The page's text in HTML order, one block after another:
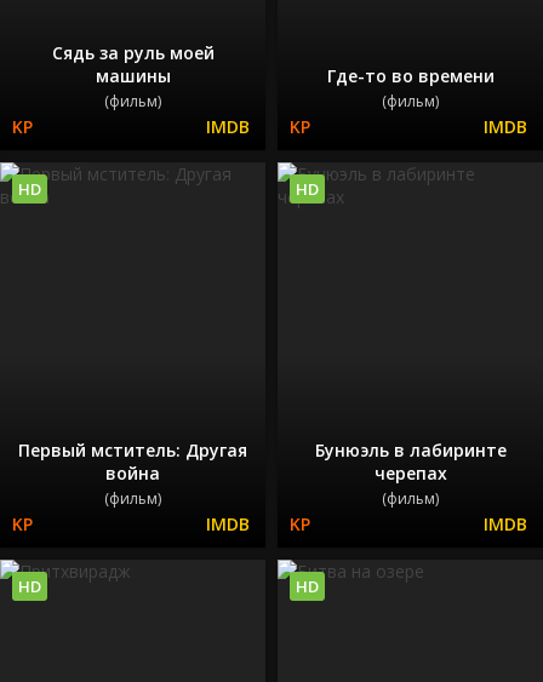
Сядь за руль моей
машины
(фильм)
Где-то во времени
(фильм)
Первый мститель: Другая
война
(фильм)
HD
Бунюэль в лабиринте
черепах
(фильм)
HD
HD HD